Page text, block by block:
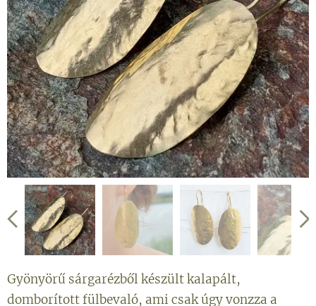
Gyönyörű sárgarézből készült kalapált,
domborított fülbevaló, ami csak úgy vonzza a